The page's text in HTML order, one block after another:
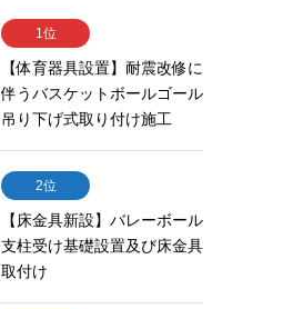
1位
【体育器具設置】耐震改修に
伴うバスケットボールゴール
吊り下げ式取り付け施工
2位
【床金具新設】バレーボール
支柱受け基礎設置及び床金具
取付け